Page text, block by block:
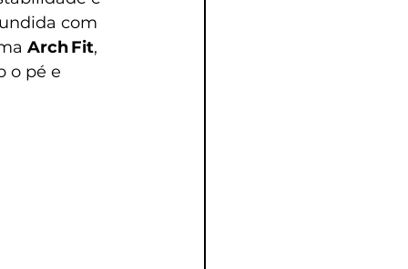
com
Arch Fit,
o pé e